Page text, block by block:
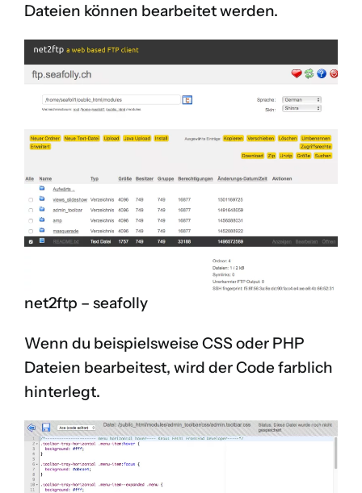
Dateien können bearbeitet werden.
net2ftp – seafolly
Wenn du beispielsweise CSS oder PHP
Dateien bearbeitest, wird der Code farblich
hinterlegt.